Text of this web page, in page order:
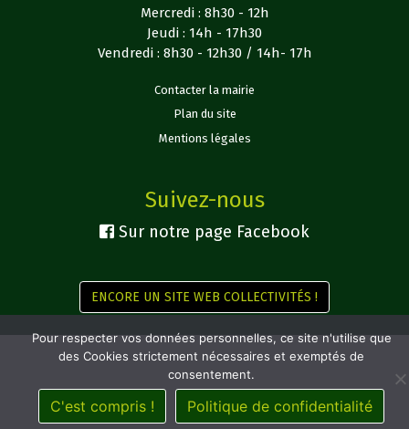
Mercredi : 8h30 - 12h
Jeudi : 14h - 17h30
Vendredi : 8h30 - 12h30 / 14h- 17h
Contacter la mairie
Plan du site
Mentions légales
Suivez-nous
Sur notre page Facebook
ENCORE UN SITE WEB COLLECTIVITÉS !
Pour respecter vos données personnelles, ce site n'utilise que
des Cookies strictement nécessaires et exemptés de
consentement.
C'est compris ! Politique de confidentialité